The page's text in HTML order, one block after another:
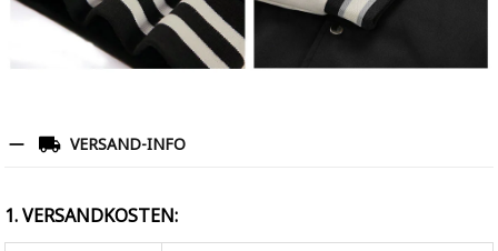
VERSAND-INFO
1. VERSANDKOSTEN: